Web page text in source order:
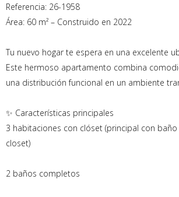
Referencia: 26-1958
Área: 60 m² – Construido en 2022
Tu nuevo hogar te espera en una excelente
Este hermoso apartamento combina
una distribución funcional en un ambiente
✨ Características principales
3 habitaciones con clóset (principal con
closet)
2 baños completos